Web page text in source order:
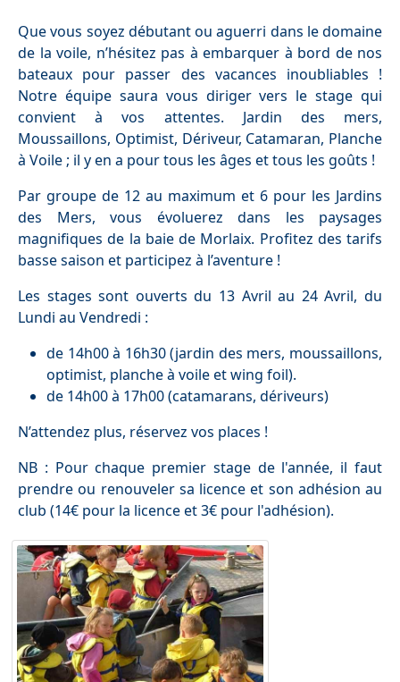
Que vous soyez débutant ou aguerri dans le domaine
de la voile, n’hésitez pas à embarquer à bord de nos
bateaux pour passer des vacances inoubliables !
Notre équipe saura vous diriger vers le stage qui
convient à vos attentes. Jardin des mers,
Moussaillons, Optimist, Dériveur, Catamaran, Planche
à Voile ; il y en a pour tous les âges et tous les goûts !
Par groupe de 12 au maximum et 6 pour les Jardins
des Mers, vous évoluerez dans les paysages
magnifiques de la baie de Morlaix. Profitez des tarifs
basse saison et participez à l’aventure !
Les stages sont ouverts du 13 Avril au 24 Avril, du
Lundi au Vendredi :
de 14h00 à 16h30 (jardin des mers, moussaillons,
optimist, planche à voile et wing foil).
de 14h00 à 17h00 (catamarans, dériveurs)
N’attendez plus, réservez vos places !
NB : Pour chaque premier stage de l'année, il faut
prendre ou renouveler sa licence et son adhésion au
club (14€ pour la licence et 3€ pour l'adhésion).